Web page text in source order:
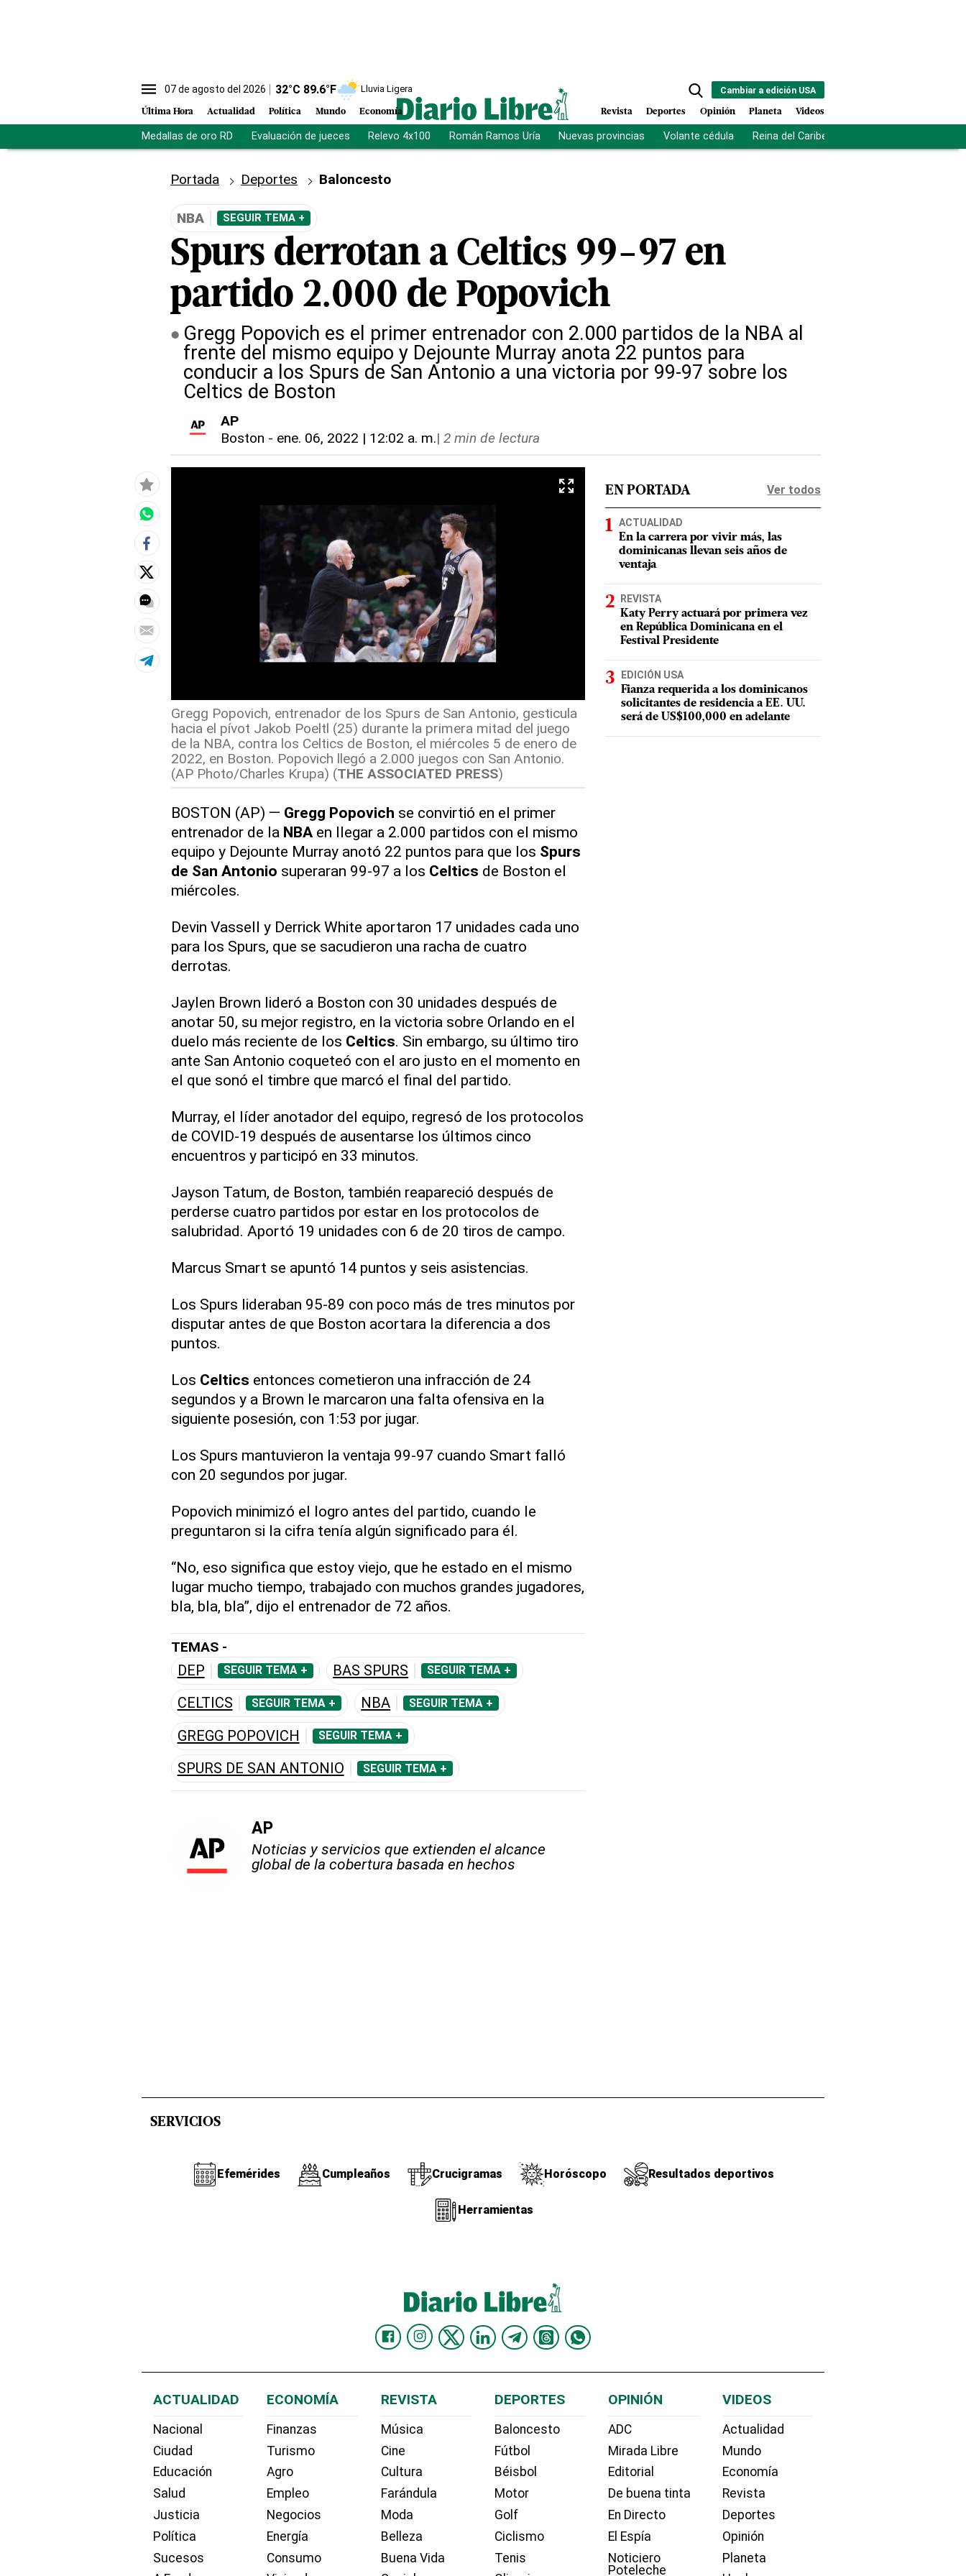
07 de agosto del 2026 32°C 89.6°F Lluvia Ligera
Última Hora Actualidad Política Mundo Economía
Cambiar a edición USA
Revista Deportes Opinión Planeta Videos
Medallas de oro RD Evaluación de jueces Relevo 4x100 Román Ramos Uría Nuevas provincias Volante cédula Reina del Caribe
Portada Deportes Baloncesto
NBA SEGUIR TEMA +
Spurs derrotan a Celtics 99-97 en
partido 2.000 de Popovich
Gregg Popovich es el primer entrenador con 2.000 partidos de la NBA al
frente del mismo equipo y Dejounte Murray anota 22 puntos para
conducir a los Spurs de San Antonio a una victoria por 99-97 sobre los
Celtics de Boston
AP
Boston - ene. 06, 2022 | 12:02 a. m.| 2 min de lectura
Gregg Popovich, entrenador de los Spurs de San Antonio, gesticula
hacia el pívot Jakob Poeltl (25) durante la primera mitad del juego
de la NBA, contra los Celtics de Boston, el miércoles 5 de enero de
2022, en Boston. Popovich llegó a 2.000 juegos con San Antonio.
(AP Photo/Charles Krupa) (THE ASSOCIATED PRESS)
BOSTON (AP) — Gregg Popovich se convirtió en el primer
entrenador de la NBAen llegar a 2.000 partidos con el mismo
equipo y Dejounte Murray anotó 22 puntos para que los Spurs
de San Antonio superaran 99-97 a los Celtics de Boston el
miércoles.
Devin Vassell y Derrick White aportaron 17 unidades cada uno
para los Spurs, que se sacudieron una racha de cuatro
derrotas.
Jaylen Brown lideró a Boston con 30 unidades después de
anotar 50, su mejor registro, en la victoria sobre Orlando en el
duelo más reciente de los Celtics. Sin embargo, su último tiro
ante San Antonio coqueteó con el aro justo en el momento en
el que sonó el timbre que marcó el final del partido.
Murray, el líder anotador del equipo, regresó de los protocolos
de COVID-19 después de ausentarse los últimos cinco
encuentros y participó en 33 minutos.
Jayson Tatum, de Boston, también reapareció después de
perderse cuatro partidos por estar en los protocolos de
salubridad. Aportó 19 unidades con 6 de 20 tiros de campo.
Marcus Smart se apuntó 14 puntos y seis asistencias.
Los Spurs lideraban 95-89 con poco más de tres minutos por
disputar antes de que Boston acortara la diferencia a dos
puntos.
Los Celtics entonces cometieron una infracción de 24
segundos y a Brown le marcaron una falta ofensiva en la
siguiente posesión, con 1:53 por jugar.
Los Spurs mantuvieron la ventaja 99-97 cuando Smart falló
con 20 segundos por jugar.
Popovich minimizó el logro antes del partido, cuando le
preguntaron si la cifra tenía algún significado para él.
“No, eso significa que estoy viejo, que he estado en el mismo
lugar mucho tiempo, trabajado con muchos grandes jugadores,
bla, bla, bla”, dijo el entrenador de 72 años.
TEMAS -
DEP SEGUIR TEMA + BAS SPURS SEGUIR TEMA +
CELTICS SEGUIR TEMA + NBA SEGUIR TEMA +
GREGG POPOVICH SEGUIR TEMA +
SPURS DE SAN ANTONIO SEGUIR TEMA +
AP
Noticias y servicios que extienden el alcance
global de la cobertura basada en hechos
EN PORTADA Ver todos
ACTUALIDAD
En la carrera por vivir más, las
dominicanas llevan seis años de
ventaja
REVISTA
Katy Perry actuará por primera vez
en República Dominicana en el
Festival Presidente
EDICIÓN USA
Fianza requerida a los dominicanos
solicitantes de residencia a EE. UU.
será de US$100,000 en adelante
SERVICIOS
Efemérides Cumpleaños Crucigramas Horóscopo Resultados deportivos
Herramientas
ACTUALIDAD
Nacional
Ciudad
Educación
Salud
Justicia
Política
Sucesos
ECONOMÍA
Finanzas
Turismo
Agro
Empleo
Negocios
Energía
Consumo
REVISTA
Música
Cine
Cultura
Farándula
Moda
Belleza
Buena Vida
DEPORTES
Baloncesto
Fútbol
Béisbol
Motor
Golf
Ciclismo
Tenis
OPINIÓN
ADC
Mirada Libre
Editorial
De buena tinta
En Directo
El Espía
Noticiero
Poteleche
VIDEOS
Actualidad
Mundo
Economía
Revista
Deportes
Opinión
Planeta